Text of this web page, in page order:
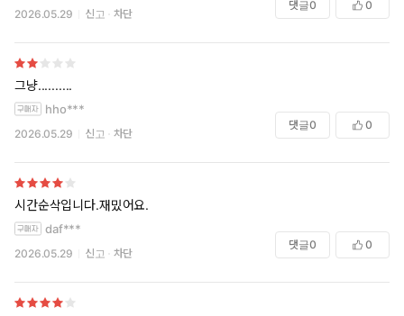
2026.05.29 신고 차단
댓글0 0
그냥..........
hho***
2026.05.29 신고 차단
댓글0 0
시간순삭입니다.재밌어요.
daf***
2026.05.29 신고 차단
댓글0 0